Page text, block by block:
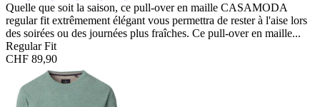
Quelle que soit la saison, ce pull-over en maille CASAMODA
regular fit extrêmement élégant vous permettra de rester à l'aise lors
des soirées ou des journées plus fraîches. Ce pull-over en maille...
Regular Fit
CHF 89,90